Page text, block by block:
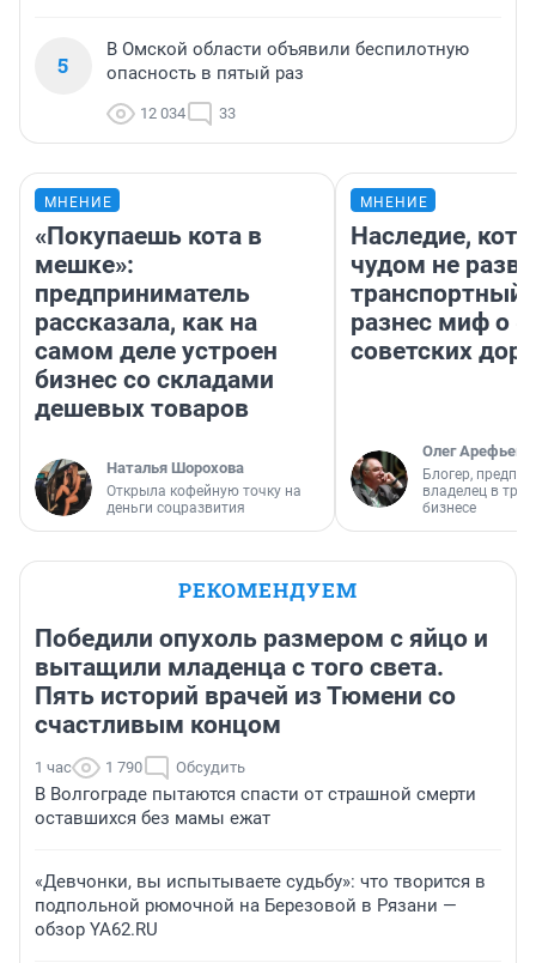
5
В Омской области объявили беспилотную
опасность в пятый раз
12 034 33
МНЕНИЕ
«Покупаешь кота в
мешке»:
предприниматель
рассказала, как на
самом деле устроен
бизнес со складами
дешевых товаров
Наталья Шорохова
Открыла кофейную точку на
деньги соцразвития
МНЕНИЕ
Наследие,
чудом не
транспортный
разнес миф о
советских
Олег Арефьев
Блогер,
владелец в
бизнесе
РЕКОМЕНДУЕМ
Победили опухоль размером с яйцо и
вытащили младенца с того света.
Пять историй врачей из Тюмени со
счастливым концом
1 час 1 790 Обсудить
В Волгограде пытаются спасти от страшной смерти
оставшихся без мамы ежат
«Девчонки, вы испытываете судьбу»: что творится в
подпольной рюмочной на Березовой в Рязани —
обзор YA62.RU